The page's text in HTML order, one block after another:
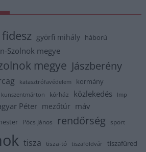
fidesz györfi mihály háború
Szolnok megye
megye Jászberény
katasztrófavédelem kormány
kunszentmárton kórház közlekedés lmp
Péter mezőtúr máv
Pócs János rendőrség sport
tisza tisza-tó tiszaföldvár tiszafüred